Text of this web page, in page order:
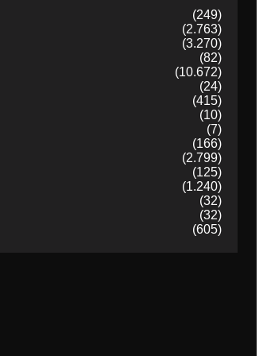
(249)
(2.763)
(3.270)
(82)
(10.672)
(24)
(415)
(10)
(7)
(166)
(2.799)
(125)
(1.240)
(32)
(32)
(605)